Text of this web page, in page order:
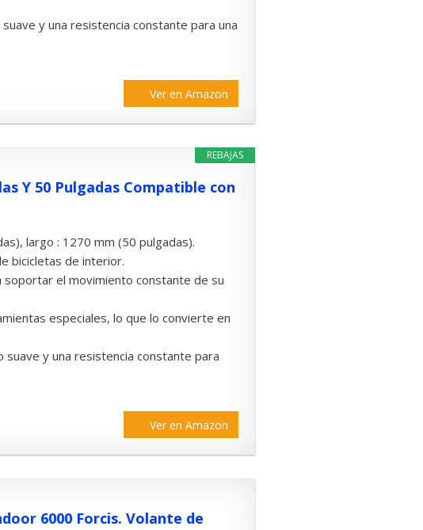
y una resistencia constante para una
Ver en Amazon
REBAJAS
Y 50 Pulgadas Compatible con
largo : 1270 mm (50 pulgadas).
bicicletas de interior.
soportar el movimiento constante de su
especiales, lo que lo convierte en
y una resistencia constante para
Ver en Amazon
6000 Forcis. Volante de